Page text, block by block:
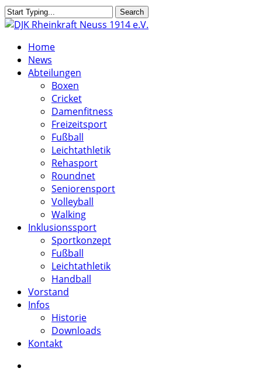
Skip
to
content
Search
Close
search
MenuHome
News
Abteilungen
Boxen
Cricket
Damenfitness
Freizeitsport
Fußball
Leichtathletik
Rehasport
Roundnet
Seniorensport
Volleyball
Walking
Inklusionssport
Sportkonzept
Fußball
Leichtathletik
Handball
Vorstand
Infos
Historie
Downloads
Kontakt